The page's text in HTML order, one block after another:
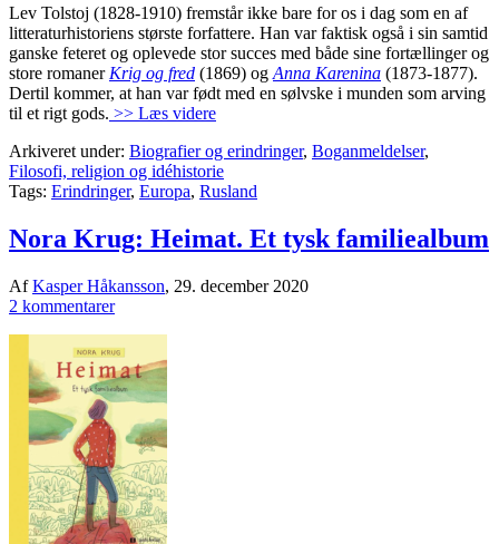
Lev Tolstoj (1828-1910) fremstår ikke bare for os i dag som en af
litteraturhistoriens største forfattere. Han var faktisk også i sin samtid
ganske feteret og oplevede stor succes med både sine fortællinger og
store romaner Krig og fred (1869) og Anna Karenina (1873-1877).
Dertil kommer, at han var født med en sølvske i munden som arving
til et rigt gods. >> Læs videre
Arkiveret under: Biografier og erindringer, Boganmeldelser,
Filosofi, religion og idéhistorie
Tags: Erindringer, Europa, Rusland
Nora Krug: Heimat. Et tysk familiealbum
AfKasper Håkansson, 29. december 2020
2 kommentarer